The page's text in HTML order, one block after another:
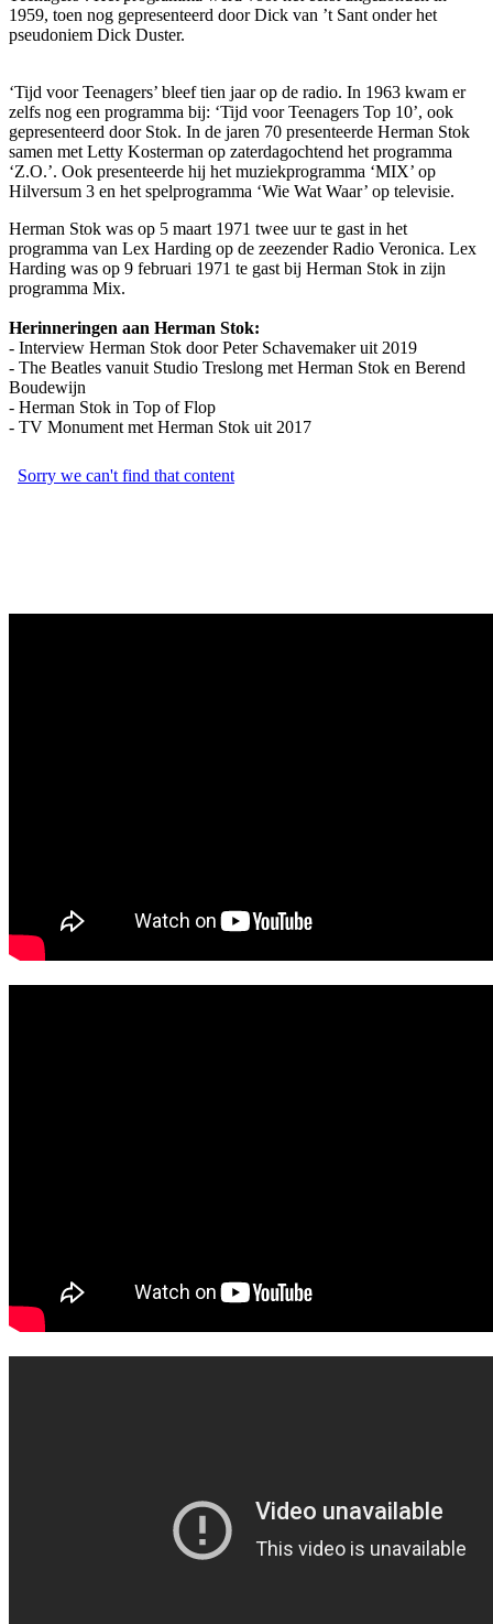
1959, toen nog gepresenteerd door Dick van ’t Sant onder het
pseudoniem Dick Duster.
‘Tijd voor Teenagers’ bleef tien jaar op de radio. In 1963 kwam er
zelfs nog een programma bij: ‘Tijd voor Teenagers Top 10’, ook
gepresenteerd door Stok. In de jaren 70 presenteerde Herman Stok
samen met Letty Kosterman op zaterdagochtend het programma
‘Z.O.’. Ook presenteerde hij het muziekprogramma ‘MIX’ op
Hilversum 3 en het spelprogramma ‘Wie Wat Waar’ op televisie.
Herman Stok was op 5 maart 1971 twee uur te gast in het
programma van Lex Harding op de zeezender Radio Veronica. Lex
Harding was op 9 februari 1971 te gast bij Herman Stok in zijn
programma Mix.
Herinneringen aan Herman Stok:
- Interview Herman Stok door Peter Schavemaker uit 2019
- The Beatles vanuit Studio Treslong met Herman Stok en Berend
Boudewijn
- Herman Stok in Top of Flop
- TV Monument met Herman Stok uit 2017